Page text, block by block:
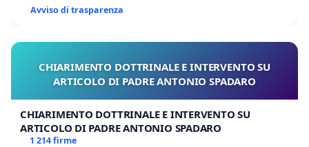
Avviso di trasparenza
CHIARIMENTO DOTTRINALE E INTERVENTO SU
ARTICOLO DI PADRE ANTONIO SPADARO
CHIARIMENTO DOTTRINALE E INTERVENTO SU
ARTICOLO DI PADRE ANTONIO SPADARO
1 214 firme